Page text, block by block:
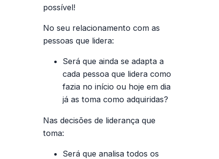
possível!
No seu relacionamento com as
pessoas que lidera:
Será que ainda se adapta a
cada pessoa que lidera como
fazia no início ou hoje em dia
já as toma como adquiridas?
Nas decisões de liderança que
toma:
Será que analisa todos os